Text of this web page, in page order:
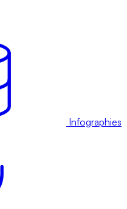
Infographies